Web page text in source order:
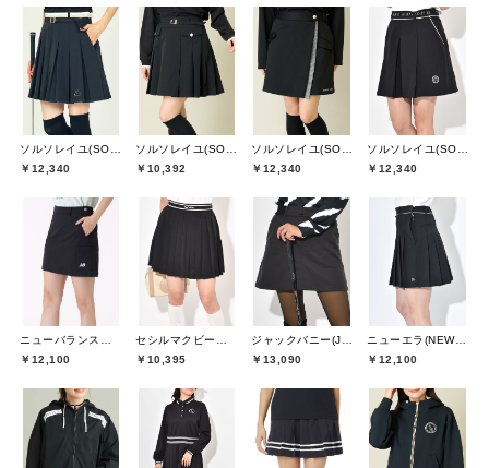
￥12,340
￥10,392
￥12,340
￥12,340
￥12,100
￥10,395
￥13,090
ニューエラ(NEW ERA)
￥12,100